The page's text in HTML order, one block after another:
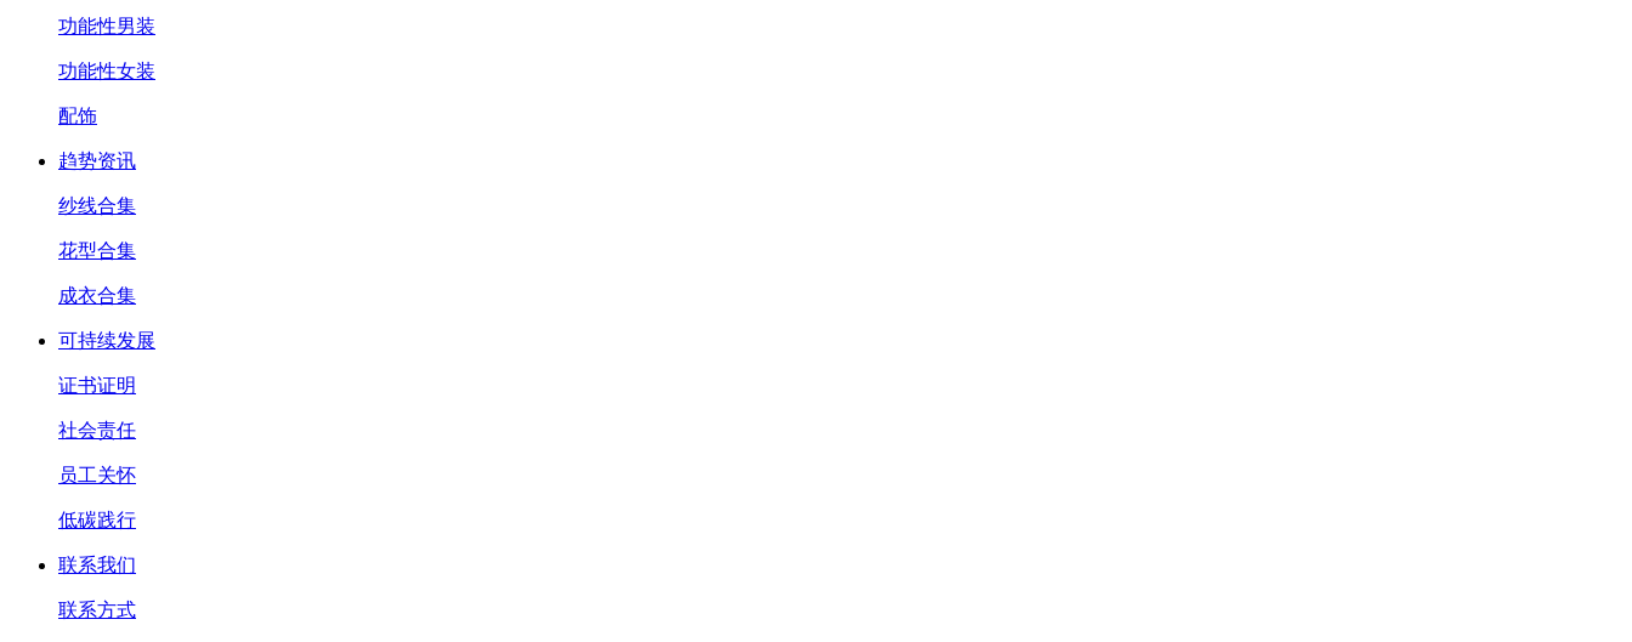
功能性男装
功能性女装
配饰
趋势资讯
纱线合集
花型合集
成衣合集
可持续发展
证书证明
社会责任
员工关怀
低碳践行
联系我们
联系方式